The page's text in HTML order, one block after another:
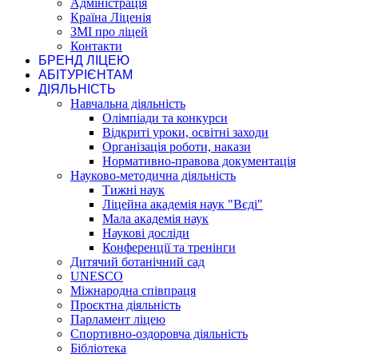
Країна Ліценія
ЗМІ про ліцей
Контакти
БРЕНД ЛІЦЕЮ
АБІТУРІЄНТАМ
ДІЯЛЬНІСТЬ
Навчальна діяльність
Олімпіади та конкурси
Відкриті уроки, освітні заходи
Організація роботи, накази
Нормативно-правова документація
Науково-методична діяльність
Тижні наук
Ліцейна академія наук "Вєді"
Мала академія наук
Наукові досліди
Конференції та тренінги
Дитячий ботанічний сад
UNESCO
Міжнародна співпраця
Проєктна діяльність
Парламент ліцею
Спортивно-оздоровча діяльність
Бібліотека